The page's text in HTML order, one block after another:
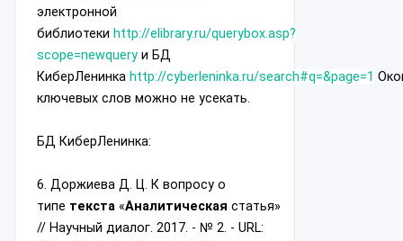
электронной
библиотеки http://elibrary.ru/querybox.asp?
scope=newquery и БД
КиберЛенинка http://cyberleninka.ru/search#q=&page=1
ключевых слов можно не усекать.
БД КиберЛенинка:
6. Доржиева Д. Ц. К вопросу о
типе текста «Аналитическая статья»
// Научный диалог. 2017. - № 2. - URL: